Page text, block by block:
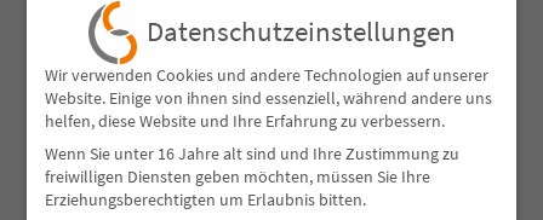
Natur-Schaukelstuhl
Freistehendes Regal
Schaukelbank
Stuhl mit Klappe
Regal aus „einem Stamm“
Datenschutzeinstellungen
Wir verwenden Cookies und andere Technologien auf unserer
Website. Einige von ihnen sind essenziell, während andere uns
helfen, diese Website und Ihre Erfahrung zu verbessern.
Wenn Sie unter 16 Jahre alt sind und Ihre Zustimmung zu
freiwilligen Diensten geben möchten, müssen Sie Ihre
Erziehungsberechtigten um Erlaubnis bitten.